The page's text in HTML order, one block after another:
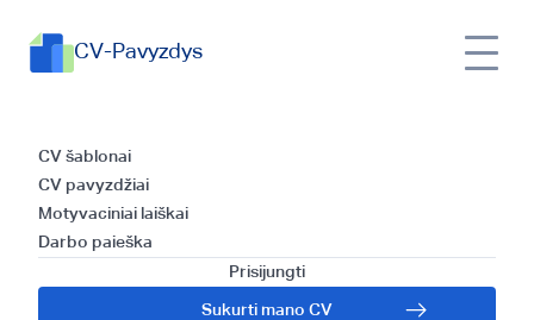
CV-Pavyzdys
CV šablonai
CV pavyzdžiai
Motyvaciniai laiškai
Darbo paieška
Prisijungti
Sukurti mano CV
CV šablono
naudojimas ir
efektyvaus CV